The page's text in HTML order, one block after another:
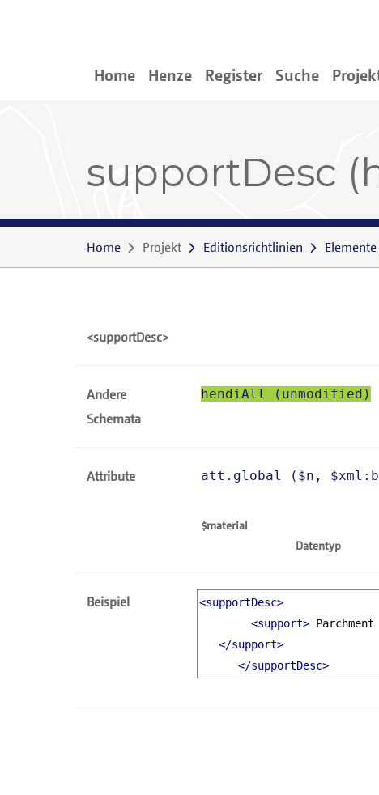
Home Henze Register Suche
supportDesc
Home Projekt Editionsrichtlinien Elemente
<supportDesc>
Andere
Schemata
hendiAll (unmodified)
Attribute att.global ( n ,
material
Datentyp
Beispiel
<supportDesc>
<support>
</support>
</supportDesc>